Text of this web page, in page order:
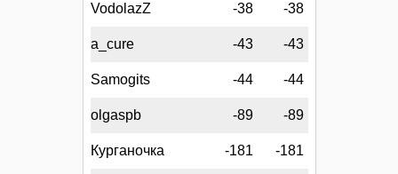
VodolazZ -38 -38
a_cure -43 -43
Samogits -44 -44
olgaspb -89 -89
Курганочка -181 -181